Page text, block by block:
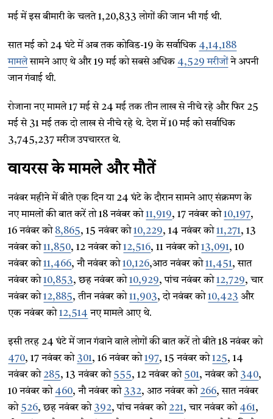
मई में इस बीमारी के चलते 1,20,833 लोगों की जान भी गई थी.
सात मई को 24 घंटे में अब तक कोविड-19 के सर्वाधिक 4,14,188
मामलेसामने आए थे और 19 मई को सबसे अधिक 4,529 मरीजोंने अपनी
जान गंवाई थी.
रोजाना नए मामले 17 मई से 24 मई तक तीन लाख से नीचे रहे और फिर 25
मई से 31 मई तक दो लाख से नीचे रहे थे. देश में 10 मई को सर्वाधिक
3,745,237 मरीज उपचाररत थे.
वायरस के मामले और मौतें
नवंबर महीने में बीते एक दिन या 24 घंटे के दौरान सामने आए संक्रमण के
नए मामलों की बात करें तो 18 नवंबर को11,919, 17 नवंबर को10,197,
16 नवंबर को 8,865, 15 नवंबर को10,229, 14 नवंबर को11,271, 13
नवंबर को11,850, 12 नवंबर को12,516, 11 नवंबर को13,091, 10
नवंबर को11,466, नौ नवंबर को10,126,आठ नवंबर को11,451, सात
नवंबर को10,853, छह नवंबर को10,929, पांच नवंबर को12,729, चार
नवंबर को12,885, तीन नवंबर को11,903, दो नवंबर को10,423 और
एक नवंबर को12,514 नए मामले आए थे.
इसी तरह 24 घंटे में जान गंवाने वाले लोगों की बात करें तो बीते 18 नवंबर को
470, 17 नवंबर को 301, 16 नवंबर को197, 15 नवंबर को125, 14
नवंबर को 285, 13 नवंबर को 555, 12 नवंबर को 501, नवंबर को 340,
10 नवंबर को 460, नौ नवंबर को 332, आठ नवंबर को 266, सात नवंबर
को 526, छह नवंबर को 392, पांच नवंबर को 221, चार नवंबर को 461,